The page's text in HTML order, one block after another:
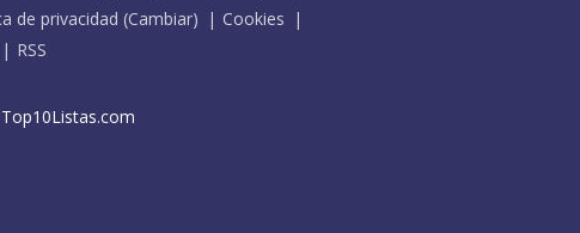
de privacidad (Cambiar)
Cookies
RSS
Top10Listas.com